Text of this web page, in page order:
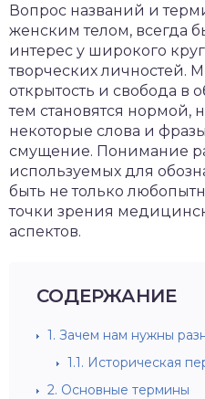
Вопрос названий и
женским телом, всегда
интерес у широкого
творческих личностей.
открытость и свобода в
тем становятся нормой,
некоторые слова и
смущение. Понимание
используемых для
быть не только
точки зрения
аспектов.
СОДЕРЖАНИЕ
1. Зачем нам нужны
1.1. Историческая
2. Основные термины